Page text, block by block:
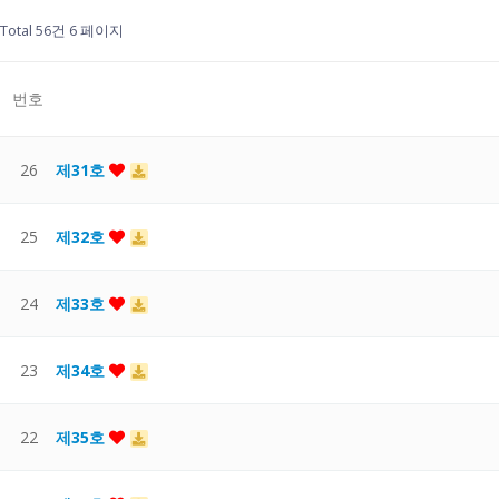
Total 56건 6 페이지
번호
26 제31호
25 제32호
24 제33호
23 제34호
22 제35호